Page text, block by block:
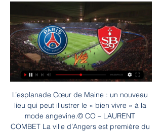
L’esplanade Cœur de Maine : un nouveau
lieu qui peut illustrer le « bien vivre » à la
mode angevine.© CO – LAURENT
COMBET La ville d’Angers est première du